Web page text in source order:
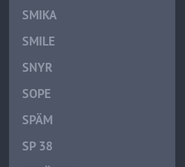
SMIKA
SMILE
SNYR
SOPE
SPÄM
SP 38